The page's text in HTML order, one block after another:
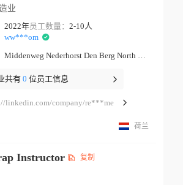
业
2022年员工数量： 2-10人
ww***om
Middenweg Nederhorst Den Berg North Holland
共有0 位员工信息
linkedin.com/company/re***me
荷兰
Instructor 复制